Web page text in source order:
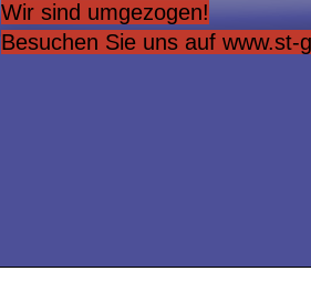
Wir sind umgezogen!
Besuchen Sie uns auf www.st-